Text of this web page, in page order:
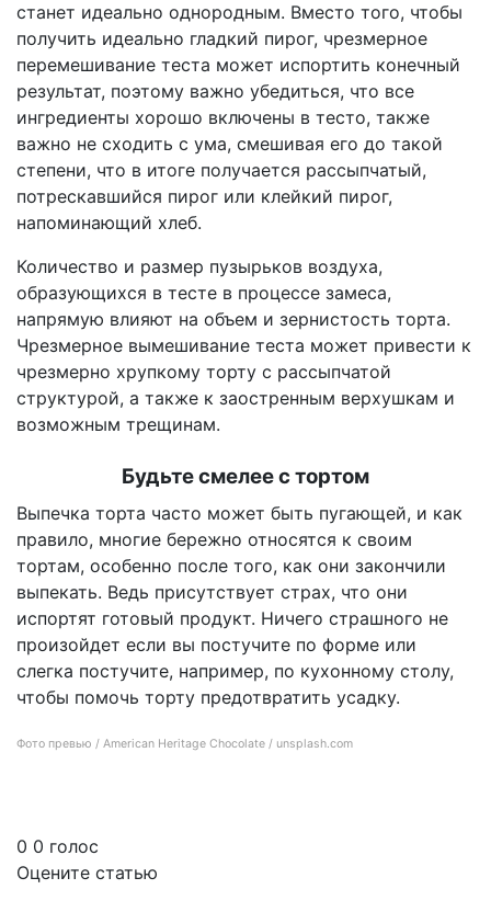
станет идеально однородным. Вместо того, чтобы
получить идеально гладкий пирог, чрезмерное
перемешивание теста может испортить конечный
результат, поэтому важно убедиться, что все
ингредиенты хорошо включены в тесто, также
важно не сходить с ума, смешивая его до такой
степени, что в итоге получается рассыпчатый,
потрескавшийся пирог или клейкий пирог,
напоминающий хлеб.
Количество и размер пузырьков воздуха,
образующихся в тесте в процессе замеса,
напрямую влияют на объем и зернистость торта.
Чрезмерное вымешивание теста может привести к
чрезмерно хрупкому торту с рассыпчатой
структурой, а также к заостренным верхушкам и
возможным трещинам.
Будьте смелее с тортом
Выпечка торта часто может быть пугающей, и как
правило, многие бережно относятся к своим
тортам, особенно после того, как они закончили
выпекать. Ведь присутствует страх, что они
испортят готовый продукт. Ничего страшного не
произойдет если вы постучите по форме или
слегка постучите, например, по кухонному столу,
чтобы помочь торту предотвратить усадку.
Фото превью / American Heritage Chocolate / unsplash.com
0 0 голос
Оцените статью